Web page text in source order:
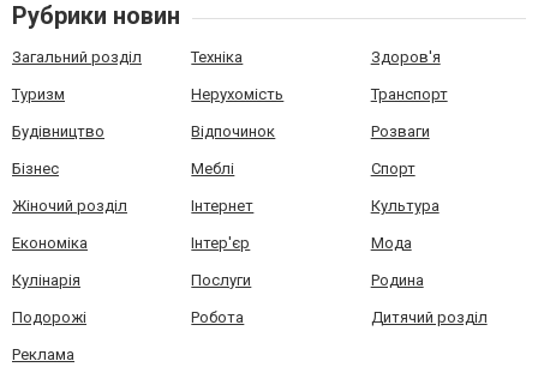
Рубрики новин
Загальний розділ Техніка Здоров'я
Туризм Нерухомість Транспорт
Будівництво Відпочинок Розваги
Бізнес Меблі Спорт
Жіночий розділ Інтернет Культура
Економіка Інтер'єр Мода
Кулінарія Послуги Родина
Подорожі Робота Дитячий розділ
Реклама